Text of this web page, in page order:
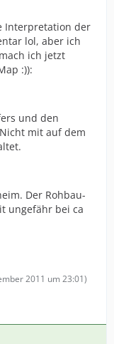
Interpretation der
lol, aber ich
ich jetzt
:)):
und den
mit auf dem
Der Rohbau-
ungefähr bei ca
2011 um 23:01)